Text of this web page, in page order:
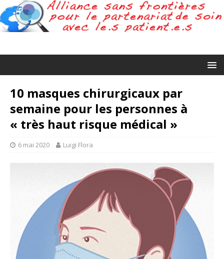
10 masques chirurgicaux par
semaine pour les personnes à
« très haut risque médical »
6 mai 2020 Luigi Flora